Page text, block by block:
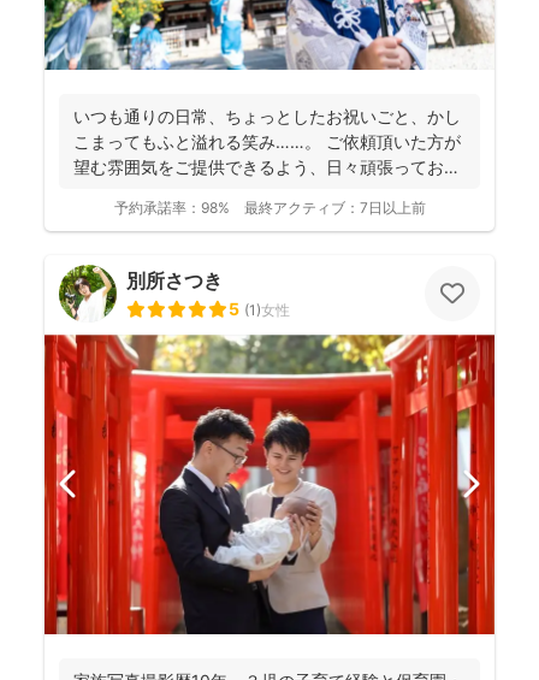
いつも通りの日常、ちょっとしたお祝いごと、かし
こまってもふと溢れる笑み……。 ご依頼頂いた方が
望む雰囲気をご提供できるよう、日々頑張っており
予約承諾率： 98% 最終アクティブ： 7日以上前
別所さつき
5 (1)女性